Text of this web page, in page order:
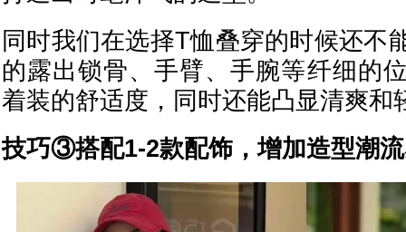
同时我们在选择T恤叠穿的时候还不
的露出锁骨、手臂、手腕等纤细的
着装的舒适度，同时还能凸显清爽和
技巧③搭配1-2款配饰，增加造型潮